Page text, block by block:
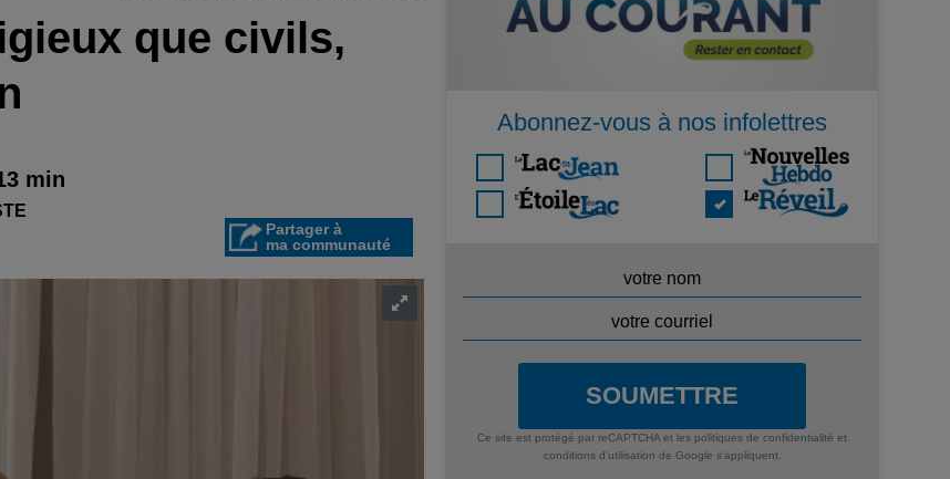
que civils,
min
Partager à
ma communauté
Abonnez-vous à nos infolettres
SOUMETTRE
Ce site est protégé par reCAPTCHA et les politiques de confidentialité et
conditions d'utilisation de Google s'appliquent.